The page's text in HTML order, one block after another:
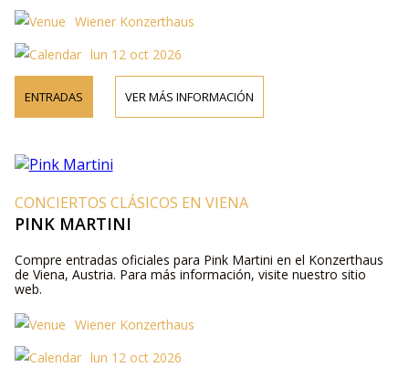
Wiener Konzerthaus
lun 12 oct 2026
ENTRADAS VER MÁS INFORMACIÓN
CONCIERTOS CLÁSICOS EN VIENA
PINK MARTINI
Compre entradas oficiales para Pink Martini en el Konzerthaus
de Viena, Austria. Para más información, visite nuestro sitio
web.
Wiener Konzerthaus
lun 12 oct 2026